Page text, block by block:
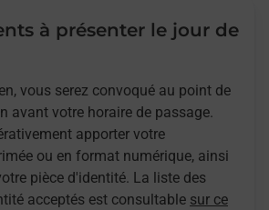
à présenter le jour de
vous serez convoqué au point de
avant votre horaire de passage.
apporter votre
ou en format numérique, ainsi
pièce d'identité. La liste des
acceptés est consultable sur ce